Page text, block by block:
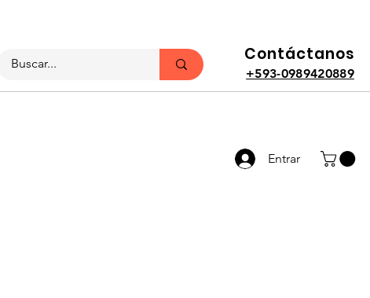
Contáctanos
+593-0989420889
Entrar